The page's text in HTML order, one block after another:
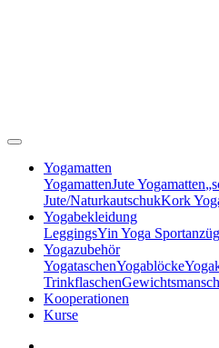
Yogamatten
YogamattenJute Yogamatten
Jute/NaturkautschukKork
Yogabekleidung
LeggingsYin Yoga
Yogazubehör
YogataschenYogablöcke
Trinkflaschen
Kooperationen
Kurse